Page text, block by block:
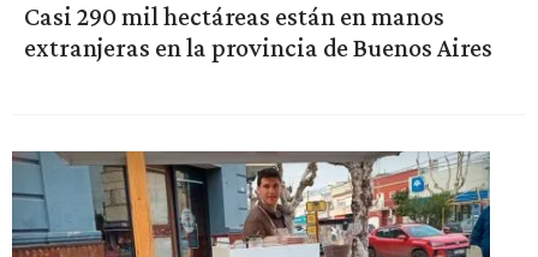
Casi 290 mil hectáreas están en manos
extranjeras en la provincia de Buenos Aires